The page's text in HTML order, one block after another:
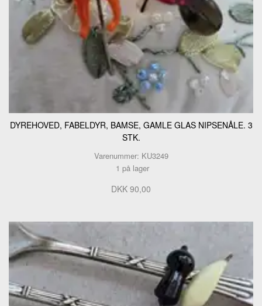
DYREHOVED, FABELDYR, BAMSE, GAMLE GLAS NIPSENÅLE. 3
STK.
Varenummer: KU3249
1 på lager
DKK 90,00